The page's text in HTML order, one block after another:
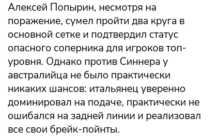
Алексей Попырин, несмотря на
поражение, сумел пройти два круга в
основной сетке и подтвердил статус
опасного соперника для игроков топ-
уровня. Однако против Синнера у
австралийца не было практически
никаких шансов: итальянец уверенно
доминировал на подаче, практически не
ошибался на задней линии и реализовал
все свои брейк-пойнты.